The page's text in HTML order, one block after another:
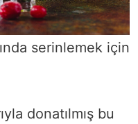
serinlemek için
donatılmış bu